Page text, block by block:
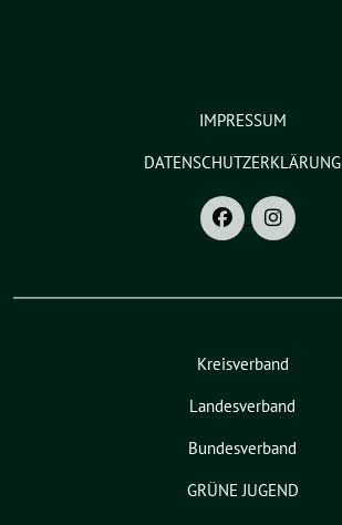
IMPRESSUM
DATENSCHUTZERKLÄRUNG
Kreisverband
Landesverband
Bundesverband
GRÜNE JUGEND